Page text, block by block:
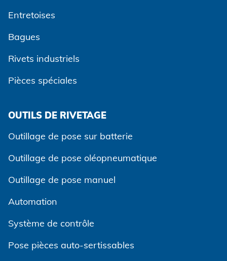
Entretoises
Bagues
Rivets industriels
Pièces spéciales
OUTILS DE RIVETAGE
Outillage de pose sur batterie
Outillage de pose oléopneumatique
Outillage de pose manuel
Automation
Système de contrôle
Pose pièces auto-sertissables